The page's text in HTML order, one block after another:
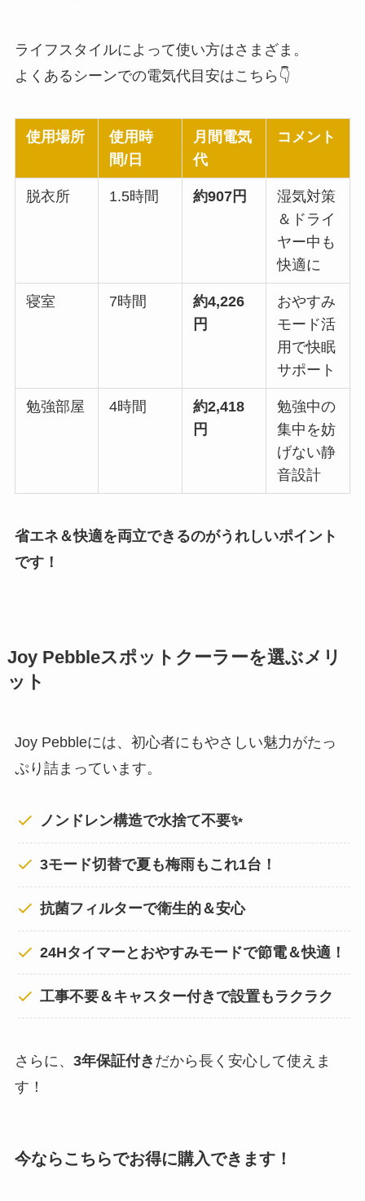
ライフスタイルによって使い方はさまざま。
よくあるシーンでの電気代目安はこちら👇
使用場所
使用時
間/日
月間電気
代
コメント
脱衣所 1.5時間 約907円
湿気対策
＆ドライ
ヤー中も
快適に
寝室 7時間
約4,226
円
おやすみ
モード活
用で快眠
サポート
勉強部屋 4時間
約2,418
円
勉強中の
集中を妨
げない静
音設計
省エネ＆快適を両立できるのがうれしいポイント
です！
Joy Pebbleスポットクーラーを選ぶメリ
ット
Joy Pebbleには、初心者にもやさしい魅力がたっ
ぷり詰まっています。
ノンドレン構造で水捨て不要✨
3モード切替で夏も梅雨もこれ1台！
抗菌フィルターで衛生的＆安心
24Hタイマーとおやすみモードで節電＆快適！
工事不要＆キャスター付きで設置もラクラク
さらに、 3年保証付き だから長く安心して使えま
す！
今ならこちらでお得に購入できます！